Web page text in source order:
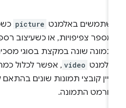
באלמנט picture
צפיפויות, או כשעיצוב
שונה במקצת בסוגי מסכים
video , אפשר לכלול כמה
קובצי תמונות שונים בהתאם
התמונה.